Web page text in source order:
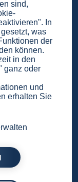
FriedWald
einschließlich
an einem
Im
der
Personal
sind,
In
was
der
können.
in den
ganz oder
und
erhalten Sie